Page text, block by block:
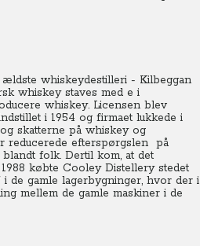
whiskeydestilleri - Kilbeggan
whiskey staves med e i
whiskey. Licensen blev
i 1954 og firmaet lukkede i
skatterne på whiskey og
reducerede efterspørgslen på
folk. Dertil kom, at det
købte Cooley Distellery stedet
de gamle lagerbygninger, hvor der i
mellem de gamle maskiner i de